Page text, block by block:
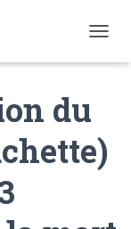
O
N
A
du